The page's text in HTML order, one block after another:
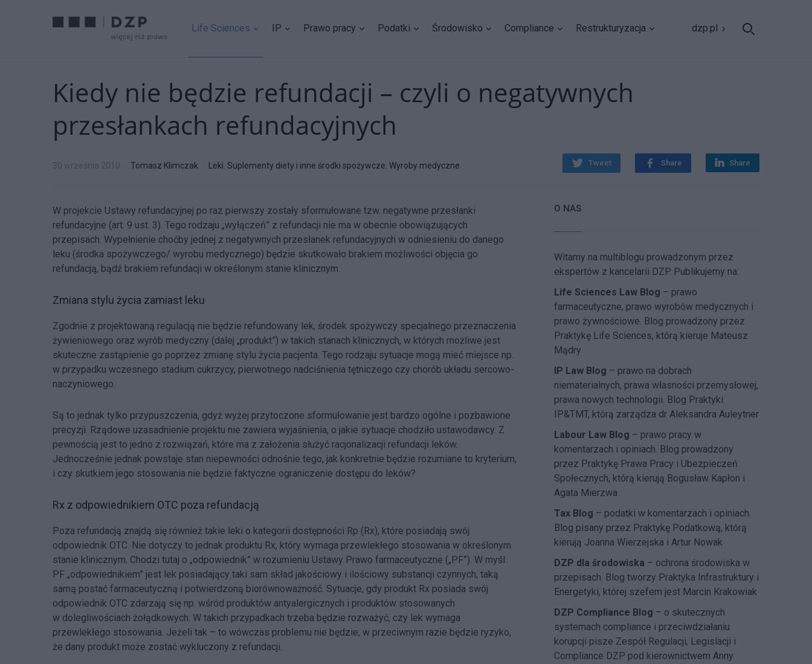
Life Sciences IP Prawo pracy Podatki Środowisko Compliance Restrukturyzacja dzp.pl
Kiedy nie będzie refundacji – czyli o negatywnych
przesłankach refundacyjnych
Tweet Share Share
30 września 2010 Tomasz Klimczak Leki, Suplementy diety i inne środki spożywcze, Wyroby medyczne
W projekcie Ustawy refundacyjnej po raz pierwszy zostały sformułowane tzw. negatywne przesłanki
refundacyjne (art. 9 ust. 3). Tego rodzaju „wyłączeń” z refundacji nie ma w obecnie obowiązujących
przepisach. Wypełnienie choćby jednej z negatywnych przesłanek refundacyjnych w odniesieniu do danego
leku (środka spożywczego/ wyrobu medycznego) będzie skutkowało brakiem możliwości objęcia go
refundacją, bądź brakiem refundacji w określonym stanie klinicznym.
Zmiana stylu życia zamiast leku
Zgodnie z projektowaną regulacją nie będzie refundowany lek, środek spożywczy specjalnego przeznaczenia
żywieniowego oraz wyrób medyczny (dalej „produkt”) w takich stanach klinicznych, w których możliwe jest
skuteczne zastąpienie go poprzez zmianę stylu życia pacjenta. Tego rodzaju sytuacje mogą mieć miejsce np.
w przypadku wczesnego stadium cukrzycy, pierwotnego nadciśnienia tętniczego czy chorób układu sercowo-
naczyniowego.
Są to jednak tylko przypuszczenia, gdyż wyżej przytoczone sformułowanie jest bardzo ogólne i pozbawione
precyzji. Rządowe uzasadnienie projektu nie zawiera wyjaśnienia, o jakie sytuacje chodziło ustawodawcy. Z
pewnością jest to jedno z rozwiązań, które ma z założenia służyć racjonalizacji refundacji leków.
Jednocześnie jednak powstaje stan niepewności odnośnie tego, jak konkretnie będzie rozumiane to kryterium,
i czy skutkiem jego stosowania nie będzie faktyczne ograniczenie dostępu do leków?
Rx z odpowiednikiem OTC poza refundacją
Poza refundacją znajdą się również takie leki o kategorii dostępności Rp (Rx), które posiadają swój
odpowiednik OTC. Nie dotyczy to jednak produktu Rx, który wymaga przewlekłego stosowania w określonym
stanie klinicznym. Chodzi tutaj o „odpowiednik” w rozumieniu Ustawy Prawo farmaceutyczne („PF”). W myśl
PF „odpowiednikiem” jest lek posiadający taki sam skład jakościowy i ilościowy substancji czynnych, taką
samą postać farmaceutyczną i potwierdzoną biorównoważność. Sytuacje, gdy produkt Rx posiada swój
odpowiednik OTC zdarzają się np. wśród produktów antyalergicznych i produktów stosowanych
w dolegliwościach żołądkowych. W takich przypadkach trzeba będzie rozważyć, czy lek wymaga
przewlekłego stosowania. Jeżeli tak – to wówczas problemu nie będzie, w przeciwnym razie będzie ryzyko,
że dany produkt może zostać wykluczony z refundacji.
O NAS
Witamy na multiblogu prowadzonym przez
ekspertów z kancelarii DZP. Publikujemy na:
Life Sciences Law Blog – prawo
farmaceutyczne, prawo wyrobów medycznych i
prawo żywnościowe. Blog prowadzony przez
Praktykę Life Sciences, którą kieruje Mateusz
Mądry
IP Law Blog – prawo na dobrach
niematerialnych, prawa własności przemysłowej,
prawa nowych technologii. Blog Praktyki
IP&TMT, którą zarządza dr Aleksandra Auleytner
Labour Law Blog – prawo pracy w
komentarzach i opiniach. Blog prowadzony
przez Praktykę Prawa Pracy i Ubezpieczeń
Społecznych, którą kierują Bogusław Kapłon i
Agata Mierzwa
Tax Blog – podatki w komentarzach i opiniach.
Blog pisany przez Praktykę Podatkową, którą
kierują Joanna Wierzejska i Artur Nowak
DZP dla środowiska – ochrona środowiska w
przepisach. Blog tworzy Praktyka Infrastruktury i
Energetyki, której szefem jest Marcin Krakowiak
DZP Compliance Blog – o skutecznych
systemach compliance i przeciwdziałaniu
korupcji pisze Zespół Regulacji, Legislacji i
Compliance DZP pod kierownictwem Anny